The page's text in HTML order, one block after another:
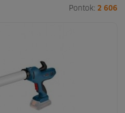
Pontok: 2 606